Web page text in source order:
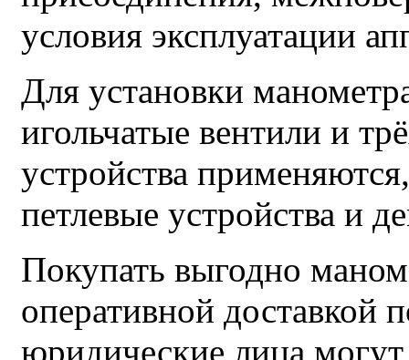
условия эксплуатации
Для установки
игольчатые вентили и
устройства
петлевые устройства и
Покупать выгодно
оперативной доставкой
юридические лица